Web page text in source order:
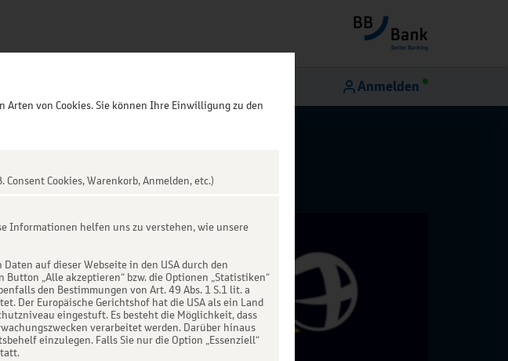
Anmelden
-
von Cookies. Sie können Ihre Einwilligung zu den
Cookies, Warenkorb, Anmelden, etc.)
Informationen helfen uns zu verstehen, wie unsere
auf dieser Webseite in den USA durch den
„Alle akzeptieren“ bzw. die Optionen „Statistiken“
den Bestimmungen von Art. 49 Abs. 1 S.1 lit. a
Der Europäische Gerichtshof hat die USA als ein Land
eingestuft. Es besteht die Möglichkeit, dass
verarbeitet werden. Darüber hinaus
einzulegen. Falls Sie nur die Option „Essenziell“